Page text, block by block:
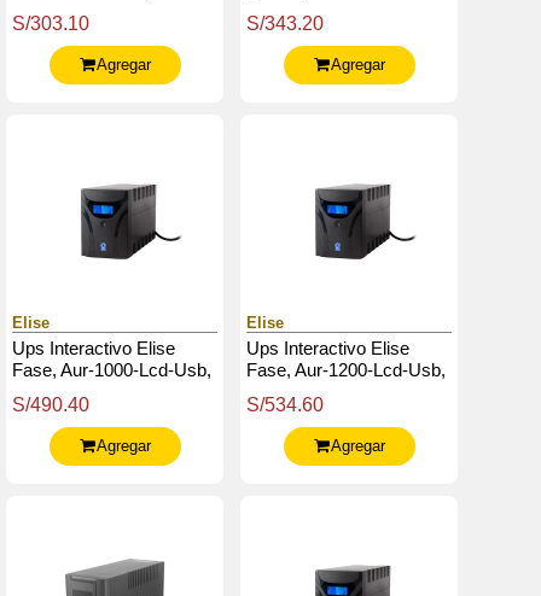
Usb-Hid.
S/303.10
Agregar
Puerto Inteligente Usb-
S/343.20
Agregar
Elise
Ups Interactivo Elise
Fase, Aur-1000-Lcd-Usb,
Inteligente Usb-Hid.
S/490.40
Agregar
Elise
Ups Interactivo Elise
Fase, Aur-1200-Lcd-Usb,
Inteligente Usb-Hid.
S/534.60
Agregar